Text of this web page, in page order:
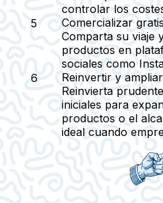
controlar los
Comercializar
Comparta su viaje
productos en
sociales como
Reinvertir y
Reinvierta
iniciales para
productos o el
ideal cuando